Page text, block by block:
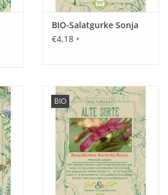
BIO-Salatgurke Sonja
€4,18 *
BIO